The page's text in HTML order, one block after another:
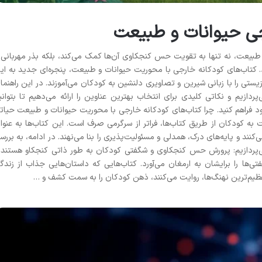
حیوانات و طبیعت
طبیعت، نه تنها به تقویت حس کنجکاوی آن‌ها کمک می‌کند، بلکه بذر
کودکانه خارجی با محوریت حیوانات و طبیعت، پنجره‌ای جدید به
را با زبانی شیرین و تصاویری دلنشین به کودکان می‌آموزند. در این
و نکاتی کلیدی برای انتخاب بهترین عناوین را ارائه می‌دهیم تا
فراهم کنید. چرا کتاب‌های کودکانه خارجی با محوریت حیوانات و طبیعت
کودکان از طریق کتاب‌ها، فراتر از سرگرمی صرف است. این کتاب‌ها به
و پایه‌های درک، همدلی و مسئولیت‌پذیری را بنا می‌نهند. در ادامه، به
پرورش حس کنجکاوی و شگفتی کودکان به طور ذاتی کنجکاو
را برایشان به ارمغان می‌آورد. کتاب‌هایی که داستان‌هایی جذاب از
نهنگ‌ها، روایت می‌کنند، ذهن کودکان را به سمت کشف و …